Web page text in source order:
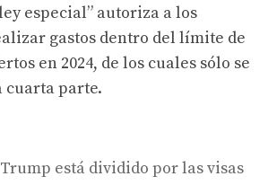
especial” autoriza a los
gastos dentro del límite de
en 2024, de los cuales sólo se
cuarta parte.
está dividido por las visas